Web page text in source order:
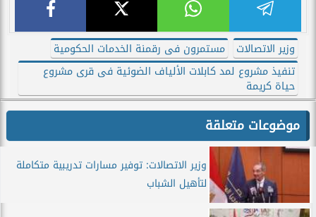
وزير الاتصالات
مستمرون فى رقمنة الخدمات الحكومية
تنفيذ مشروع لمد كابلات الألياف الضوئية فى قرى مشروع
حياة كريمة
موضوعات متعلقة
وزير الاتصالات: توفير مسارات تدريبية متكاملة
لتأهيل الشباب